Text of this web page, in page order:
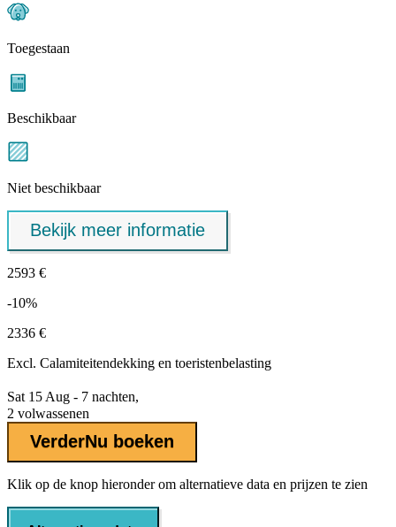
Toegestaan
Beschikbaar
Niet beschikbaar
Bekijk meer informatie
2593 €
-10%
2336 €
Excl. Calamiteitendekking en toeristenbelasting
Sat 15 Aug - 7 nachten,
2 volwassenen
VerderNu boeken
Klik op de knop hieronder om alternatieve data en prijzen te zien